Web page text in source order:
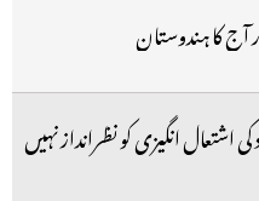
آج کا ہندوستان
اشتعال انگیزی کو نظرانداز نہیں